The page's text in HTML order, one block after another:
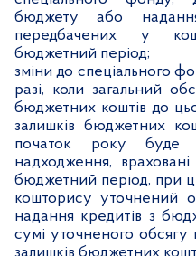
бюджету або
передбачених у
бюджетний період;
зміни до спеціального
разі, коли загальний
бюджетних коштів до
залишків бюджетних
початок року буде
надходження,
бюджетний період, при
кошторису уточнений
надання кредитів з
сумі уточненого